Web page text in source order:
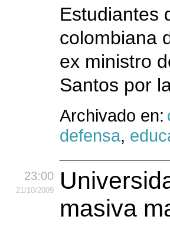
Estudiantes
colombiana
ex ministro
Santos por
Archivado en:
defensa,
23:00
21/10/2009
masiva